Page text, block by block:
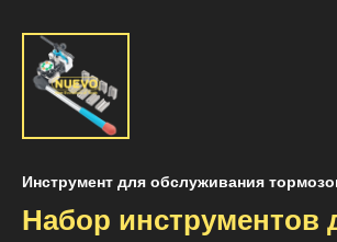
Инструмент для обслуживания
Набор инструментов